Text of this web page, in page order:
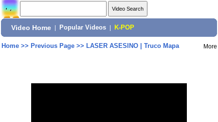
Video Home Popular Videos K-POP
Home>> Previous Page>> LASER ASESINO | Truco Mapa More